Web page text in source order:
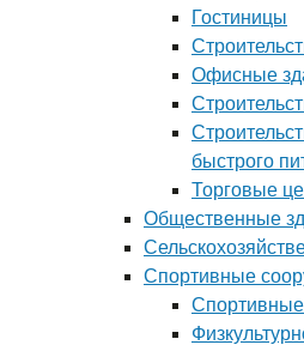
Гостиницы
Офисные
быстрого
Торговые
Общественные
Спортивные